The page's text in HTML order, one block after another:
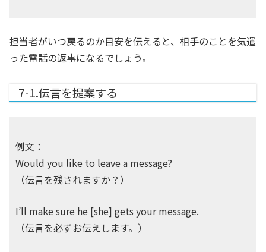
担当者がいつ戻るのか目安を伝えると、相手のことを気遣
った電話の返事になるでしょう。
7-1.伝言を提案する
例文：
Would you like to leave a message?
（伝言を残されますか？）
I’ll make sure he [she] gets your message.
（伝言を必ずお伝えします。）